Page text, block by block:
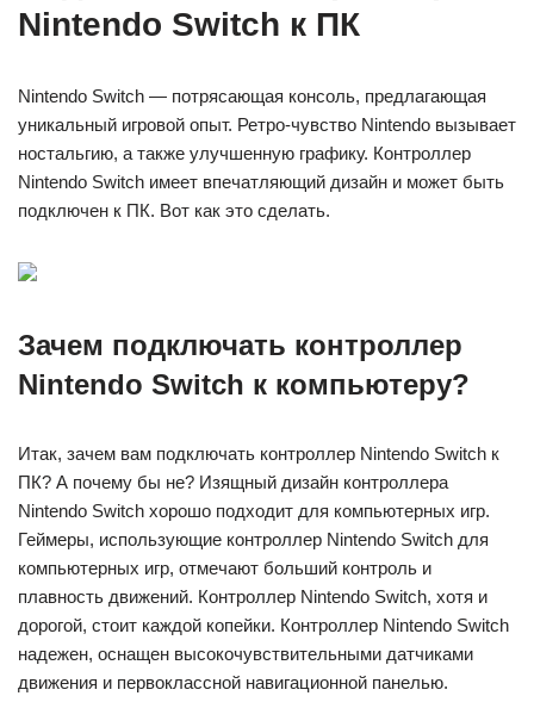
Nintendo Switch к ПК
Nintendo Switch — потрясающая консоль, предлагающая
уникальный игровой опыт. Ретро-чувство Nintendo вызывает
ностальгию, а также улучшенную графику. Контроллер
Nintendo Switch имеет впечатляющий дизайн и может быть
подключен к ПК. Вот как это сделать.
Зачем подключать контроллер
Nintendo Switch к компьютеру?
Итак, зачем вам подключать контроллер Nintendo Switch к
ПК? А почему бы не? Изящный дизайн контроллера
Nintendo Switch хорошо подходит для компьютерных игр.
Геймеры, использующие контроллер Nintendo Switch для
компьютерных игр, отмечают больший контроль и
плавность движений. Контроллер Nintendo Switch, хотя и
дорогой, стоит каждой копейки. Контроллер Nintendo Switch
надежен, оснащен высокочувствительными датчиками
движения и первоклассной навигационной панелью.